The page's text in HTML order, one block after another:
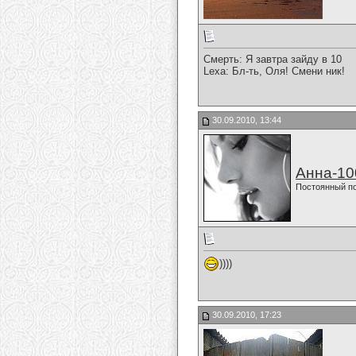
Смерть: Я завтра зайду в 10
Lexa: Бл-ть, Оля! Смени ник!
30.09.2010, 13:44
Анна-
Постоянный
))))
30.09.2010, 17:23